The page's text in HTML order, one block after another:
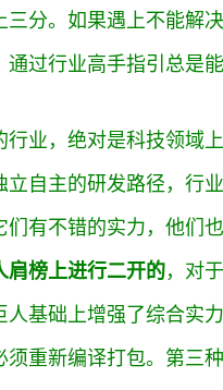
分。如果遇上不能解
过行业高手指引总是能
业，绝对是科技领域
立自主的研发路径，行
们有不错的实力，他们
肩榜上进行二开的，对
基础上增强了综合实
重新编译打包。第三